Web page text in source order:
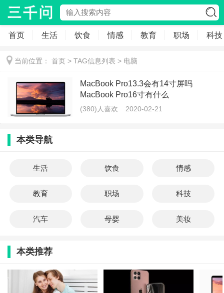
首页 生活 饮食 情感 教育 职场 科技
当前位置： 首页 > TAG信息列表 > 电脑
MacBook Pro13.3会有14寸屏吗
MacBook Pro16寸有什么
(380)人喜欢 2020-02-21
本类导航
生活 饮食 情感
教育 职场 科技
汽车 母婴 美妆
本类推荐